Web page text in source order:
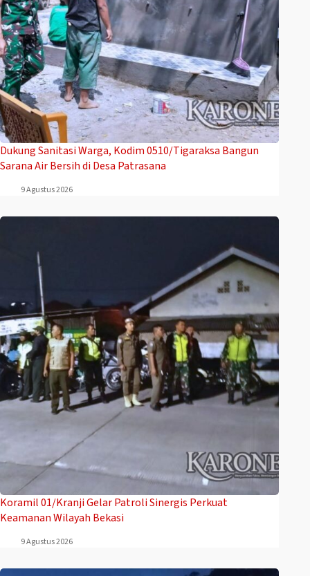
Dukung Sanitasi Warga, Kodim 0510/Tigaraksa Bangun
Sarana Air Bersih di Desa Patrasana
9 Agustus 2026
Koramil 01/Kranji Gelar Patroli Sinergis Perkuat
Keamanan Wilayah Bekasi
9 Agustus 2026